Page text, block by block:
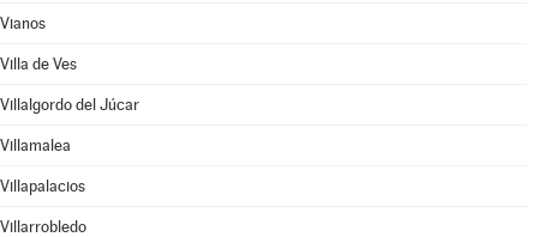
Vianos
Villa de Ves
Villalgordo del Júcar
Villamalea
Villapalacios
Villarrobledo